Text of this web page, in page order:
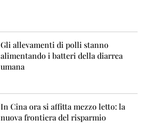
Gli allevamenti di polli stanno
alimentando i batteri della diarrea
umana
In Cina ora si affitta mezzo letto: la
nuova frontiera del risparmio